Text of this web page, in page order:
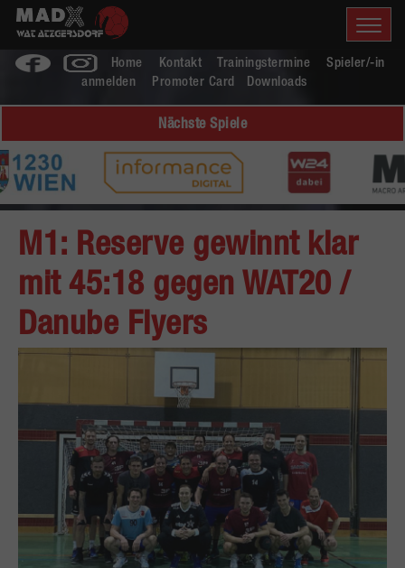
Home Kontakt Trainingstermine
Spieler/-in
anmelden
Promoter Card Downloads
Nächste Spiele
M1: Reserve gewinnt klar
mit 45:18 gegen WAT20 /
Danube Flyers